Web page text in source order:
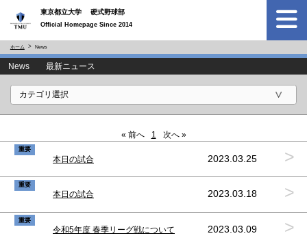
東京都立大学 硬式野球部
Official Homepage Since 2014
ホーム News
News 最新ニュース
« 前へ 1 次へ »
重要
本日の試合 2023.03.25 >
重要
本日の試合 2023.03.18 >
重要
令和5年度 春季リーグ戦について 2023.03.09 >